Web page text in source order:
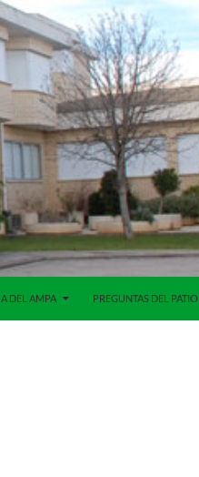
DEL AMPA PREGUNTAS DEL PATIO